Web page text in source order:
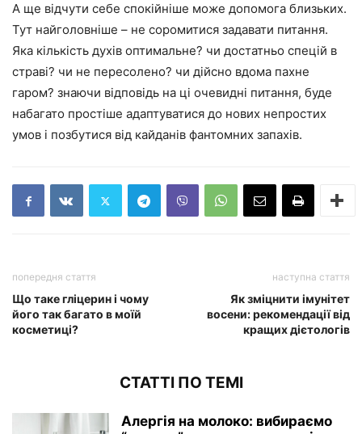
А ще відчути себе спокійніше може допомога близьких.
Тут найголовніше – не соромитися задавати питання.
Яка кількість духів оптимальне? чи достатньо спецій в
страві? чи не пересолено? чи дійсно вдома пахне
гаром? знаючи відповідь на ці очевидні питання, буде
набагато простіше адаптуватися до нових непростих
умов і позбутися від кайданів фантомних запахів.
попередня стаття
Що таке гліцерин і чому
його так багато в моїй
косметиці?
наступна стаття
Як зміцнити імунітет
восени: рекомендації від
кращих дієтологів
СТАТТІ ПО ТЕМІ
Алергія на молоко: вибираємо